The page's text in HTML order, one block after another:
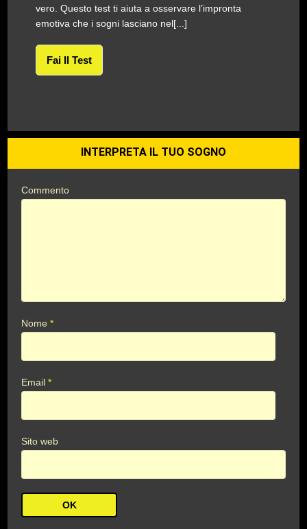
vero. Questo test ti aiuta a osservare l’impronta
emotiva che i sogni lasciano nel[...]
Fai Il Test
INTERPRETA IL TUO SOGNO
Commento
Nome*
Email*
Sito web